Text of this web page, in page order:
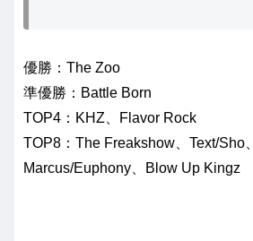
優勝：The Zoo
準優勝：Battle Born
TOP4：KHZ、Flavor Rock
TOP8：The Freakshow、Text/Sho、
Marcus/Euphony、Blow Up Kingz